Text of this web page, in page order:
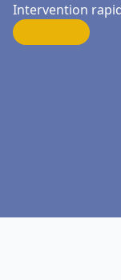
Intervention